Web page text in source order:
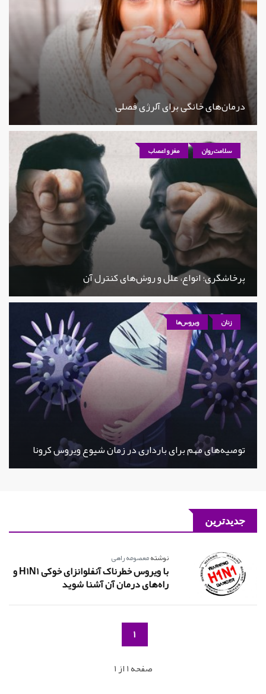
درمان‌های خانگی برای آلرژی فصلی
سلامت روان مغز و اعصاب
پرخاشگری؛ انواع، علل و روش‌های کنترل آن
زنان ویروس‌ها
توصیه‌های مهم برای بارداری در زمان شیوع ویروس کرونا
جدیدترین
نوشتهمعصومه راهی
با ویروس خطرناک آنفلوانزای خوکی H1N1 و
راه‌های درمان آن آشنا شوید
1
صفحه 1 از 1